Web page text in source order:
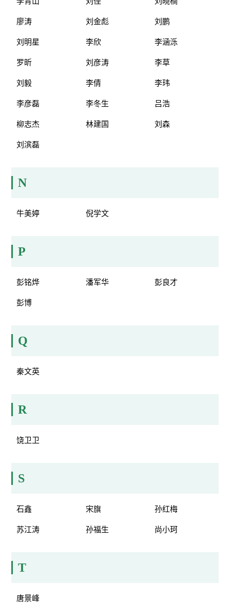
廖涛 刘金彪 刘鹏
刘明星 李欣 李涵泺
罗昕 刘彦涛 李草
刘毅 李倩 李玮
李彦磊 李冬生 吕浩
柳志杰 林建国 刘森
刘滨磊
N
牛美婷 倪学文
P
彭铭烨 潘军华 彭良才
彭博
Q
秦文英
R
饶卫卫
S
石鑫 宋旗 孙红梅
苏江涛 孙福生 尚小珂
T
唐景峰